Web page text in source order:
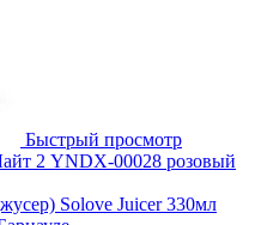
Быстрый просмотр
2 YNDX-00028 розовый